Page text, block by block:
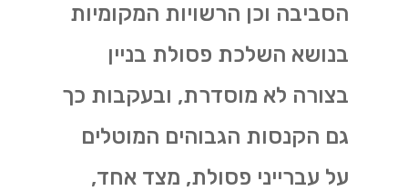
הסביבה וכן הרשויות המקומיות
בנושא השלכת פסולת בניין
בצורה לא מוסדרת, ובעקבות כך
גם הקנסות הגבוהים המוטלים
על עברייני פסולת, מצד אחד,